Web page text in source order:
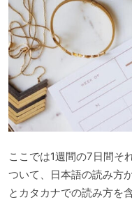
ここでは1週間の7日間そ
ついて、日本語の読み方
とカタカナでの読み方を